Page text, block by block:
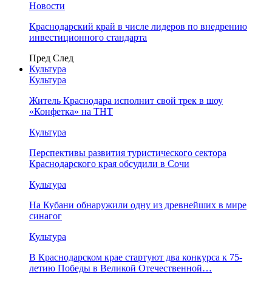
Новости
Краснодарский край в числе лидеров по внедрению
инвестиционного стандарта
Пред След
Культура
Культура
Житель Краснодара исполнит свой трек в шоу
«Конфетка» на ТНТ
Культура
Перспективы развития туристического сектора
Краснодарского края обсудили в Сочи
Культура
На Кубани обнаружили одну из древнейших в мире
синагог
Культура
В Краснодарском крае стартуют два конкурса к 75-
летию Победы в Великой Отечественной…